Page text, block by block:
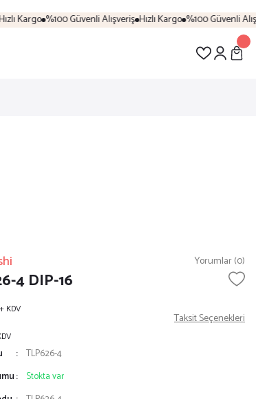
Kargo %100 Güvenli Alışveriş Hızlı Kargo %100 Güvenli
Yorumlar (0)
4 DIP-16
+ KDV
Taksit Seçenekleri
TLP626-4
Stokta var